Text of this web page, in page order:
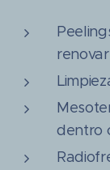
dentro